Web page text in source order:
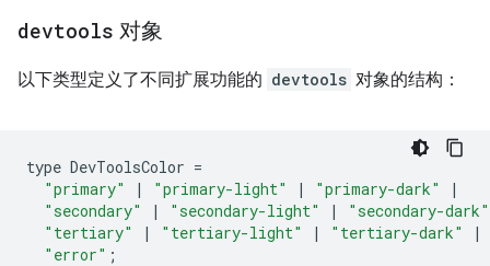
devtools 对象
以下类型定义了不同扩展功能的 devtools 对象的结构：
type DevToolsColor =
"primary"
| "primary-light" | "primary-dark"
|
"secondary"
| "secondary-light" |
"secondary-dark"
"tertiary"
| "tertiary-light" | "tertiary-dark"
|
"error" ;